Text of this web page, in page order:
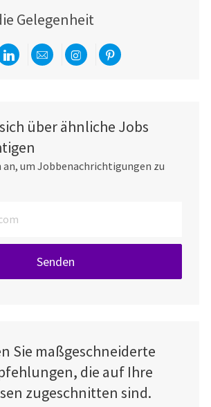
Gelegenheit
teilen
teilen
Über LinkedIn teilen
Per E-Mail teilen
Über Instagram
Über
über ähnliche Jobs
an, um Jobbenachrichtigungen zu
Senden
Sie maßgeschneiderte
die auf Ihre
zugeschnitten sind.